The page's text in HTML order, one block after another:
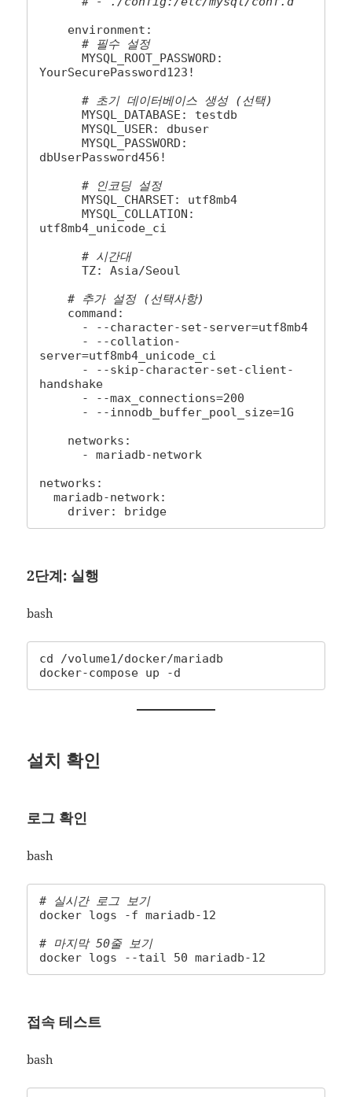
# 필수 설정
      MYSQL_ROOT_PASSWORD:
YourSecurePassword123!
# 초기 데이터베이스 생성 (선택)
      MYSQL_DATABASE: testdb
      MYSQL_USER: dbuser
      MYSQL_PASSWORD:
dbUserPassword456!
# 인코딩 설정
      MYSQL_CHARSET: utf8mb4
      MYSQL_COLLATION:
utf8mb4_unicode_ci
# 시간대
      TZ: Asia/Seoul
# 추가 설정 (선택사항)
server=utf8mb4_unicode_ci
handshake
networks:
  mariadb-network:
    driver: bridge
2단계: 실행
bash
cd /volume1/docker/mariadb
docker-compose up -d
설치 확인
로그 확인
bash
# 실시간 로그 보기
docker logs -f mariadb-12
# 마지막 50줄 보기
docker logs --tail 50 mariadb-12
접속 테스트
bash